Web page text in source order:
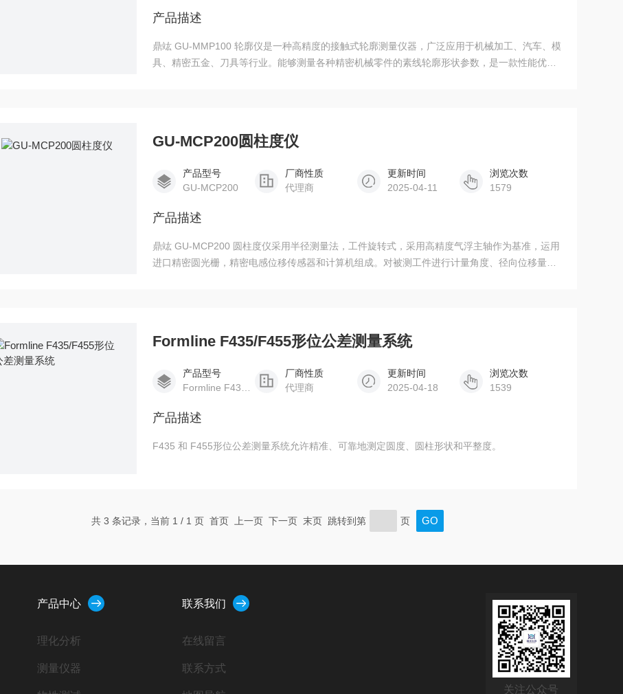
产品描述
鼎竑 GU-MMP100 轮廓仪是一种高精度的接触式轮廓测量仪器，广泛应用于机械加工、汽车、模
具、精密五金、刀具等行业。能够测量各种精密机械零件的素线轮廓形状参数，是一款性能优
GU-MCP200圆柱度仪
产品型号
GU-MCP200
厂商性质
代理商
更新时间
2025-04-11
浏览次数
1579
产品描述
鼎竑 GU-MCP200 圆柱度仪采用半径测量法，工件旋转式，采用高精度气浮主轴作为基准，运用
进口精密圆光栅，精密电感位移传感器和计算机组成。对被测工件进行计量角度、径向位移量，
Formline F435/F455形位公差测量系统
产品型号
厂商性质
代理商
更新时间
2025-04-18
浏览次数
1539
产品描述
F435 和 F455形位公差测量系统允许精准、可靠地测定圆度、圆柱形状和平整度。
共 3 条记录，当前 1 / 1 页 首页 上一页 下一页 末页 跳转到第 页
产品中心
理化分析
测量仪器
联系我们
在线留言
联系方式
关注公众号